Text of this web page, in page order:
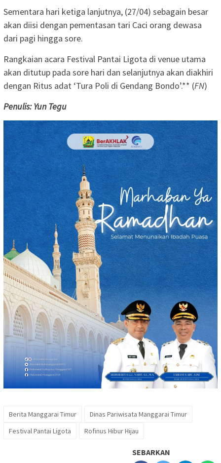
Sementara hari ketiga lanjutnya, (27/04) sebagain besar
akan diisi dengan pementasan tari Caci orang dewasa
dari pagi hingga sore.
Rangkaian acara Festival Pantai Ligota di venue utama
akan ditutup pada sore hari dan selanjutnya akan diakhiri
dengan Ritus adat ‘Tura Poli di Gendang Bondo’.** (FN)
Penulis: Yun Tegu
Berita Manggarai Timur
Dinas Pariwisata Manggarai Timur
Festival Pantai Ligota
Rofinus Hibur Hijau
SEBARKAN